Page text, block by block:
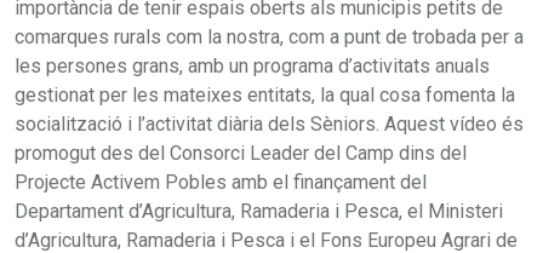
importància de tenir espais oberts als municipis petits de
comarques rurals com la nostra, com a punt de trobada per a
les persones grans, amb un programa d’activitats anuals
gestionat per les mateixes entitats, la qual cosa fomenta la
socialització i l’activitat diària dels Sèniors. Aquest vídeo és
promogut des del Consorci Leader del Camp dins del
Projecte Activem Pobles amb el finançament del
Departament d’Agricultura, Ramaderia i Pesca, el Ministeri
d’Agricultura, Ramaderia i Pesca i el Fons Europeu Agrari de